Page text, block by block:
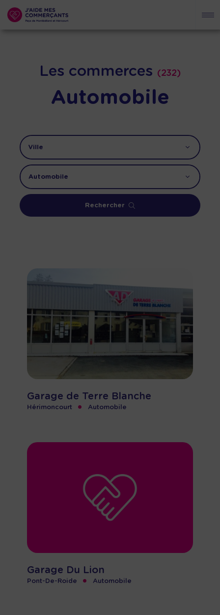
Les commerces (232)
Automobile
Rechercher
Garage de Terre Blanche
Hérimoncourt • Automobile
Garage Du Lion
Pont-De-Roide • Automobile